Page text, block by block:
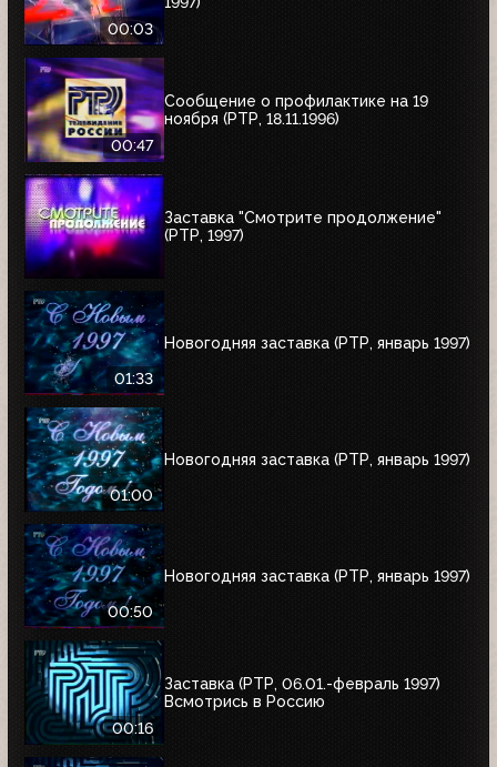
00:03
00:47
Сообщение о профилактике на 19
ноября (РТР, 18.11.1996)
Заставка "Смотрите продолжение"
(РТР, 1997)
01:33
Новогодняя заставка (РТР, январь 1997)
01:00
Новогодняя заставка (РТР, январь 1997)
00:50
Новогодняя заставка (РТР, январь 1997)
00:16
Заставка (РТР, 06.01.-февраль 1997)
Всмотрись в Россию